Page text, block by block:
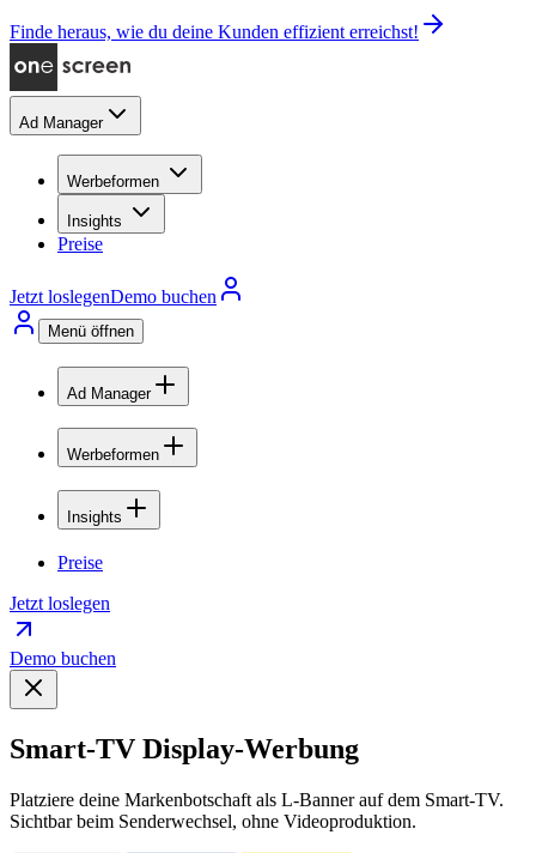
Finde heraus, wie du deine Kunden effizient erreichst!
Ad Manager
Werbeformen
Insights
Preise
Jetzt loslegenDemo buchen
Menü öffnen
Ad Manager
Werbeformen
Insights
Preise
Jetzt loslegen
Demo buchen
Smart-TV Display-Werbung
Platziere deine Markenbotschaft als L-Banner auf dem Smart-TV.
Sichtbar beim Senderwechsel, ohne Videoproduktion.